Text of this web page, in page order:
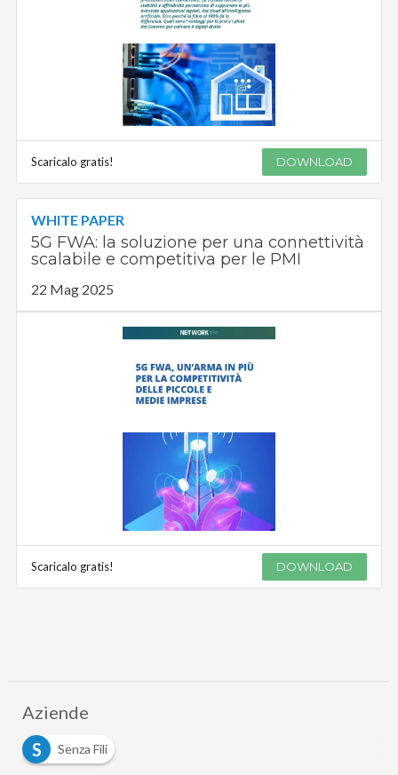
Scaricalo gratis! DOWNLOAD
WHITE PAPER
5G FWA: la soluzione per una connettività
scalabile e competitiva per le PMI
22 Mag 2025
Scaricalo gratis! DOWNLOAD
Aziende
S
Senza Fili